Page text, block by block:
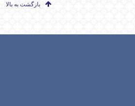
بازگشت به بالا